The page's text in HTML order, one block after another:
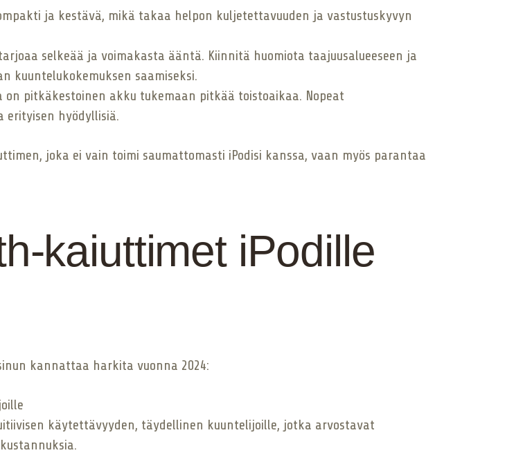
ja kestävä, mikä takaa helpon kuljetettavuuden ja vastustuskyvyn
selkeää ja voimakasta ääntä. Kiinnitä huomiota taajuusalueeseen ja
kuuntelukokemuksen saamiseksi.
pitkäkestoinen akku tukemaan pitkää toistoaikaa. Nopeat
erityisen hyödyllisiä.
joka ei vain toimi saumattomasti iPodisi kanssa, vaan myös parantaa
kaiuttimet iPodille
kannattaa harkita vuonna 2024:
käytettävyyden, täydellinen kuuntelijoille, jotka arvostavat